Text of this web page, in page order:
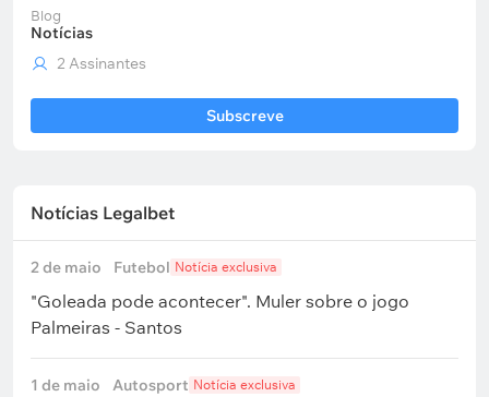
Blog
Notícias
2 Assinantes
Subscreve
Notícias Legalbet
2 de maio Futebol Notícia exclusiva
"Goleada pode acontecer". Muler sobre o jogo
Palmeiras - Santos
1 de maio Autosport Notícia exclusiva